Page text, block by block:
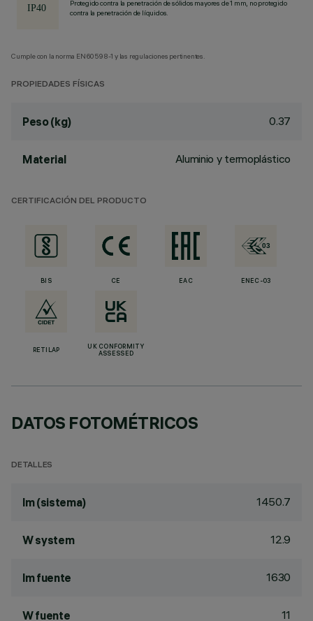
Protegido contra la penetración de sólidos mayores de 1 mm, no protegido
contra la penetración de líquidos.
Cumple con la norma EN60598-1 y las regulaciones pertinentes.
PROPIEDADES FÍSICAS
Peso (kg) 0.37
Material Aluminio y termoplástico
CERTIFICACIÓN DEL PRODUCTO
BIS CE EAC ENEC-03
RETILAP
UK CONFORMITY
ASSESSED
DATOS FOTOMÉTRICOS
DETALLES
lm (sistema) 1450.7
W system 12.9
lm fuente 1630
W fuente 11